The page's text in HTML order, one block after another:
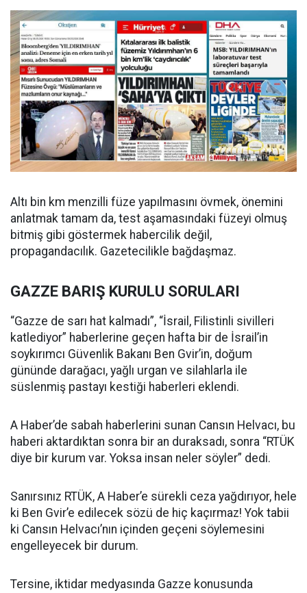
Altı bin km menzilli füze yapılmasını övmek, önemini
anlatmak tamam da, test aşamasındaki füzeyi olmuş
bitmiş gibi göstermek habercilik değil,
propagandacılık. Gazetecilikle bağdaşmaz.
GAZZE BARIŞ KURULU SORULARI
“Gazze de sarı hat kalmadı”, “İsrail, Filistinli sivilleri
katlediyor” haberlerine geçen hafta bir de İsrail’in
soykırımcı Güvenlik Bakanı Ben Gvir’in, doğum
gününde darağacı, yağlı urgan ve silahlarla ile
süslenmiş pastayı kestiği haberleri eklendi.
A Haber’de sabah haberlerini sunan Cansın Helvacı, bu
haberi aktardıktan sonra bir an duraksadı, sonra “RTÜK
diye bir kurum var. Yoksa insan neler söyler” dedi.
Sanırsınız RTÜK, A Haber’e sürekli ceza yağdırıyor, hele
ki Ben Gvir’e edilecek sözü de hiç kaçırmaz! Yok tabii
ki Cansın Helvacı’nın içinden geçeni söylemesini
engelleyecek bir durum.
Tersine, iktidar medyasında Gazze konusunda